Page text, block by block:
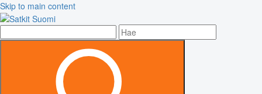
Skip to main content